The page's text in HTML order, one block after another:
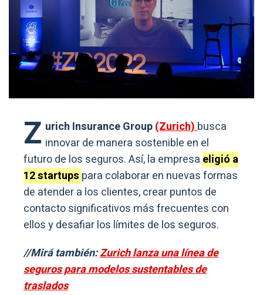
Z urich Insurance Group(Zurich)busca
innovar de manera sostenible en el
futuro de los seguros. Así, la empresa eligió a
12 startups para colaborar en nuevas formas
de atender a los clientes, crear puntos de
contacto significativos más frecuentes con
ellos y desafiar los límites de los seguros.
//Mirá también:Zurich lanza una línea de
seguros para modelos sustentables de
traslados